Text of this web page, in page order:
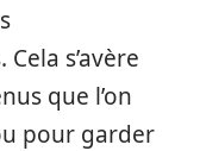
s’avère
que l’on
pour garder